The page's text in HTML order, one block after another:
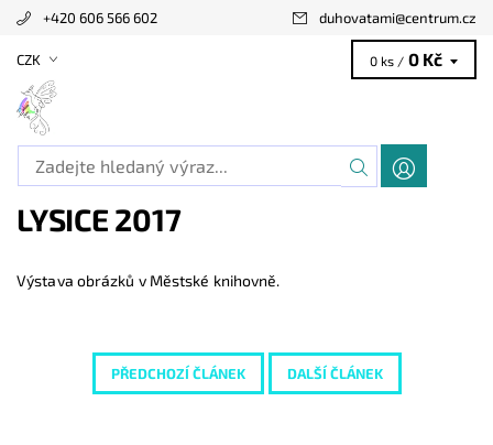
+420 606 566 602 duhovatami@centrum.cz
CZK 0 ks / 0 Kč
LYSICE 2017
Výstava obrázků v Městské knihovně.
PŘEDCHOZÍ ČLÁNEK DALŠÍ ČLÁNEK